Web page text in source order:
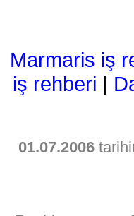
Marmaris iş
iş rehberi |
01.07.2006